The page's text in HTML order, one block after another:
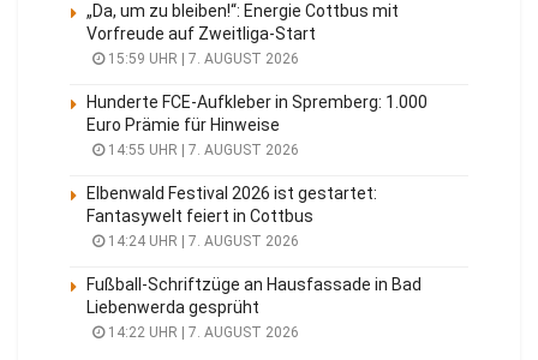
„Da, um zu bleiben!“: Energie Cottbus mit
Vorfreude auf Zweitliga-Start
15:59 UHR | 7. AUGUST 2026
Hunderte FCE-Aufkleber in Spremberg: 1.000
Euro Prämie für Hinweise
14:55 UHR | 7. AUGUST 2026
Elbenwald Festival 2026 ist gestartet:
Fantasywelt feiert in Cottbus
14:24 UHR | 7. AUGUST 2026
Fußball-Schriftzüge an Hausfassade in Bad
Liebenwerda gesprüht
14:22 UHR | 7. AUGUST 2026